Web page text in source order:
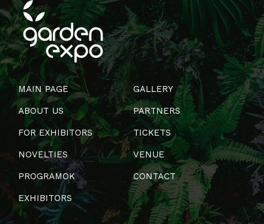
MAIN PAGE
ABOUT US
FOR EXHIBITORS
NOVELTIES
PROGRAMOK
EXHIBITORS
GALLERY
PARTNERS
TICKETS
VENUE
CONTACT